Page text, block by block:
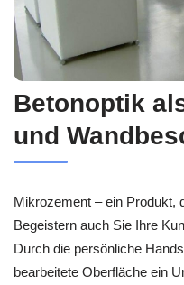
Betonoptik
und
Mikrozement – ein Produkt,
Begeistern auch Sie Ihre
Durch die persönliche
bearbeitete Oberfläche ein